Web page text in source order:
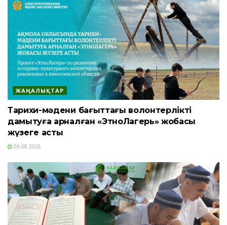
ЖАҢАЛЫҚТАР
Тарихи-мәдени бағыттағы волонтерлікті
дамытуға арналған «ЭтноЛагерь» жобасы
жүзеге асты
09.08.2026